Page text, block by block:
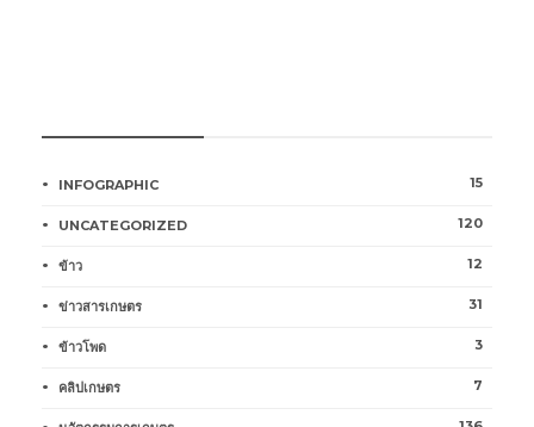
INFOGRAPHIC 15
UNCATEGORIZED 120
ข้าว 12
ข่าวสารเกษตร 31
ข้าวโพด 3
คลิปเกษตร 7